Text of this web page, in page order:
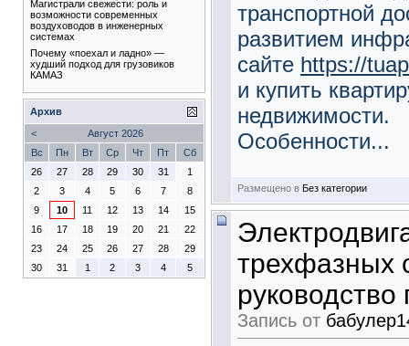
транспортной
развитием
сайте https://
и купить
недвижимости.
Особенности...
Размещено в Без категории
трехфазных
Запись от
Магистрали свежести: роль и
возможности современных
воздуховодов в инженерных
системах
Почему «поехал и ладно» —
худший подход для грузовиков
КАМАЗ
Архив
<
Август 2026
Вс
Пн Вт Ср Чт Пт
Сб
26
27 28 29 30 31
1
2
3 4 5 6 7
8
9
10 11 12 13 14
15
16
17 18 19 20 21
22
23
24 25 26 27 28
29
30
31 1 2 3 4 5